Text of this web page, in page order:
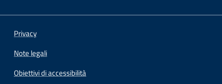
Privacy
Note legali
Obiettivi di accessibilità